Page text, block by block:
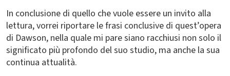
In conclusione di quello che vuole essere un invito alla
lettura, vorrei riportare le frasi conclusive di quest’opera
di Dawson, nella quale mi pare siano racchiusi non solo il
significato più profondo del suo studio, ma anche la sua
continua attualità.